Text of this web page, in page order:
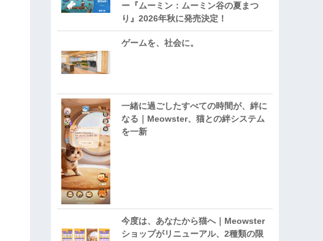
ー『ムーミン：ムーミン谷の夏まつ
り』2026年秋に発売決定！
ゲームを、社会に。
一緒に過ごしたすべての時間が、絆に
なる｜Meowster、猫との絆システム
を一新
今度は、あなたから猫へ｜Meowster
ショップがリニューアル、2種類の限